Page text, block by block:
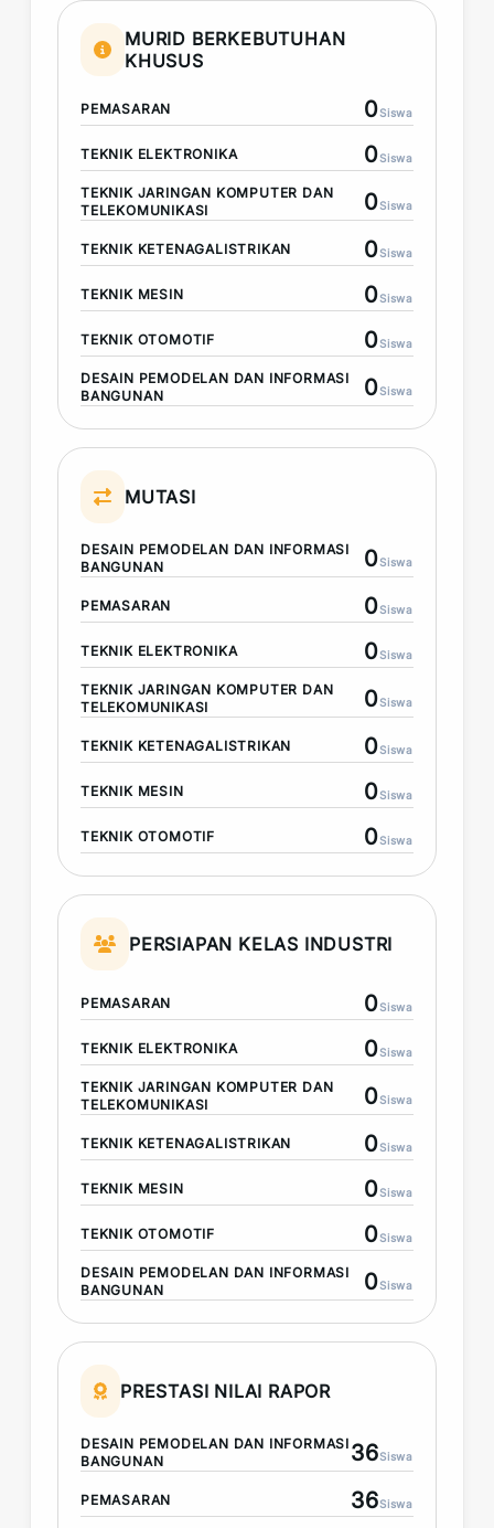
MURID BERKEBUTUHAN
KHUSUS
PEMASARAN 0Siswa
TEKNIK ELEKTRONIKA 0Siswa
TEKNIK JARINGAN KOMPUTER DAN
TELEKOMUNIKASI
0Siswa
TEKNIK KETENAGALISTRIKAN 0Siswa
TEKNIK MESIN 0Siswa
TEKNIK OTOMOTIF 0Siswa
DESAIN PEMODELAN DAN INFORMASI
BANGUNAN
0Siswa
MUTASI
DESAIN PEMODELAN DAN INFORMASI
BANGUNAN
0Siswa
PEMASARAN 0Siswa
TEKNIK ELEKTRONIKA 0Siswa
TEKNIK JARINGAN KOMPUTER DAN
TELEKOMUNIKASI
0Siswa
TEKNIK KETENAGALISTRIKAN 0Siswa
TEKNIK MESIN 0Siswa
TEKNIK OTOMOTIF 0Siswa
PERSIAPAN KELAS INDUSTRI
PEMASARAN 0Siswa
TEKNIK ELEKTRONIKA 0Siswa
TEKNIK JARINGAN KOMPUTER DAN
TELEKOMUNIKASI
0Siswa
TEKNIK KETENAGALISTRIKAN 0Siswa
TEKNIK MESIN 0Siswa
TEKNIK OTOMOTIF 0Siswa
DESAIN PEMODELAN DAN INFORMASI
BANGUNAN
0Siswa
PRESTASI NILAI RAPOR
DESAIN PEMODELAN DAN INFORMASI
BANGUNAN
36Siswa
PEMASARAN 36Siswa